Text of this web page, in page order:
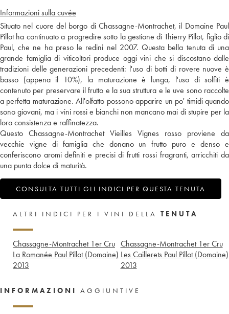
Informazioni sulla cuvée
Situato nel cuore del borgo di Chassagne-Montrachet, il Domaine Paul
Pillot ha continuato a progredire sotto la gestione di Thierry Pillot, figlio di
Paul, che ne ha preso le redini nel 2007. Questa bella tenuta di una
grande famiglia di viticoltori produce oggi vini che si discostano dalle
tradizioni delle generazioni precedenti: l'uso di botti di rovere nuove è
basso (appena il 10%), la maturazione è lunga, l'uso di solfiti è
contenuto per preservare il frutto e la sua struttura e le uve sono raccolte
a perfetta maturazione. All'olfatto possono apparire un po' timidi quando
sono giovani, ma i vini rossi e bianchi non mancano mai di stupire per la
loro consistenza e raffinatezza.
Questo Chassagne-Montrachet Vieilles Vignes rosso proviene da
vecchie vigne di famiglia che donano un frutto puro e denso e
conferiscono aromi definiti e precisi di frutti rossi fragranti, arricchiti da
una punta dolce di maturità.
CONSULTA TUTTI GLI INDICI PER QUESTA TENUTA
ALTRI INDICI PER I VINI DELLA TENUTA
Chassagne-Montrachet 1er Cru
La Romanée Paul Pillot (Domaine)
2013
Chassagne-Montrachet 1er Cru
Les Caillerets Paul Pillot (Domaine)
2013
INFORMAZIONI AGGIUNTIVE